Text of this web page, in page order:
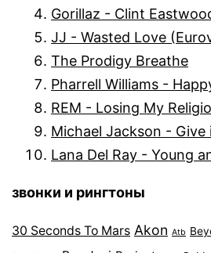
Gorillaz - Clint
JJ - Wasted Love
The Prodigy Breathe
Pharrell Williams -
REM - Losing My
Michael Jackson - Give
Lana Del Ray - Young
звонки и рингтоны
30 Seconds To Mars Akon Atb